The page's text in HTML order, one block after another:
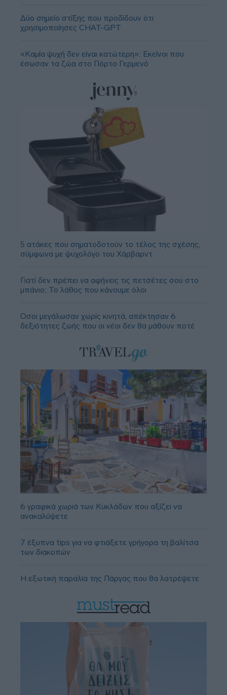
Δύο σημείο στίξης που προδίδουν ότι
χρησιμοποίησες CHAT-GPT
«Καμία ψυχή δεν είναι κατώτερη»: Εκείνοι που
έσωσαν τα ζώα στο Πόρτο Γερμενό
5 ατάκες που σηματοδοτούν το τέλος της σχέσης,
σύμφωνα με ψυχολόγο του Χάρβαρντ
Γιατί δεν πρέπει να αφήνεις τις πετσέτες σου στο
μπάνιο; Το λάθος που κάνουμε όλοι
Όσοι μεγάλωσαν χωρίς κινητά, απέκτησαν 6
δεξιότητες ζωής που οι νέοι δεν θα μάθουν ποτέ
6 γραφικά χωριά των Κυκλάδων που αξίζει να
ανακαλύψετε
7 έξυπνα tips για να φτιάξετε γρήγορα τη βαλίτσα
των διακοπών
Η εξωτική παραλία της Πάργας που θα λατρέψετε